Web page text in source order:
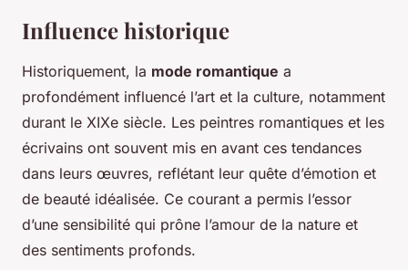
Influence historique
Historiquement, la mode romantique a
profondément influencé l’art et la culture, notamment
durant le XIXe siècle. Les peintres romantiques et les
écrivains ont souvent mis en avant ces tendances
dans leurs œuvres, reflétant leur quête d’émotion et
de beauté idéalisée. Ce courant a permis l’essor
d’une sensibilité qui prône l’amour de la nature et
des sentiments profonds.